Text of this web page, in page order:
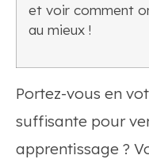
et voir comment
au mieux !
Portez-vous en
suffisante pour
apprentissage ?